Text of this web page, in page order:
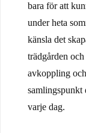
bara för att
under heta
känsla det
trädgården
avkoppling
samlingspunkt
varje dag.